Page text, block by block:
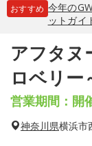
おすすめ 今年の
ットガイ
アフタヌ
ロベリー
営業期間：開
神奈川県横浜市